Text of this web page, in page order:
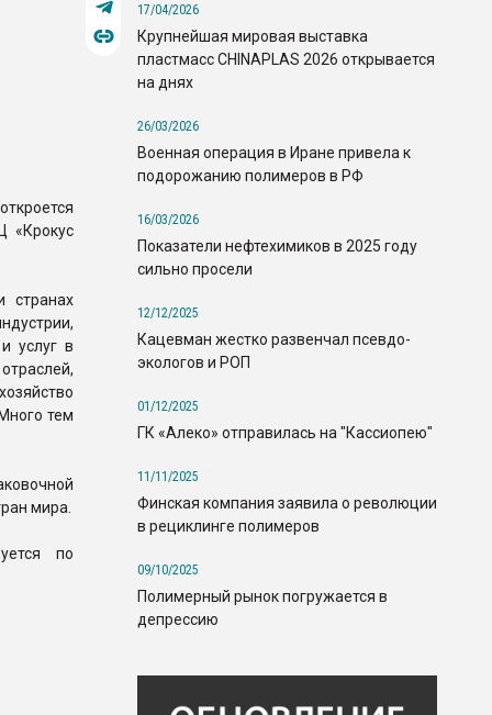
«Крокус
странах
услуг в
тем
мира.
по
17/04/2026
Крупнейшая мировая выставка
пластмасс CHINAPLAS 2026 открывается
на днях
26/03/2026
Военная операция в Иране привела к
подорожанию полимеров в РФ
16/03/2026
Показатели нефтехимиков в 2025 году
сильно просели
12/12/2025
Кацевман жестко развенчал псевдо-
экологов и РОП
01/12/2025
ГК «Алеко» отправилась на "Кассиопею"
11/11/2025
Финская компания заявила о революции
в рециклинге полимеров
09/10/2025
Полимерный рынок погружается в
депрессию